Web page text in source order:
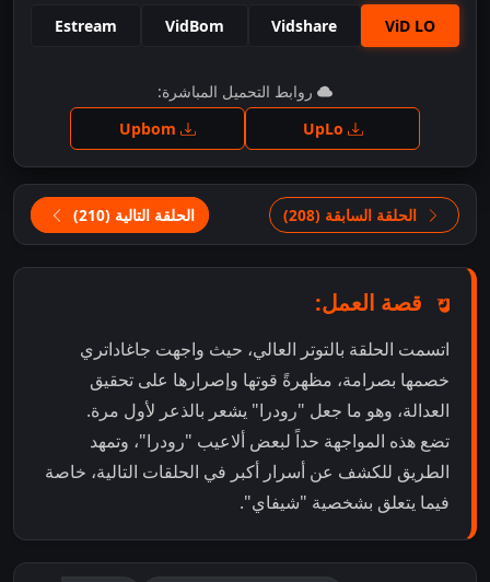
ViD LO
Vidshare
VidBom
Estream
اضغط للمشاهدة
روابط التحميل المباشرة:
الحلقة السابقة (208) الحلقة التالية (210)
قصة العمل:
اتسمت الحلقة بالتوتر العالي، حيث واجهت جاغاداتري
خصمها بصرامة، مظهرةً قوتها وإصرارها على تحقيق
العدالة، وهو ما جعل "رودرا" يشعر بالذعر لأول مرة.
تضع هذه المواجهة حداً لبعض ألاعيب "رودرا"، وتمهد
الطريق للكشف عن أسرار أكبر في الحلقات التالية، خاصة
فيما يتعلق بشخصية "شيفاي".